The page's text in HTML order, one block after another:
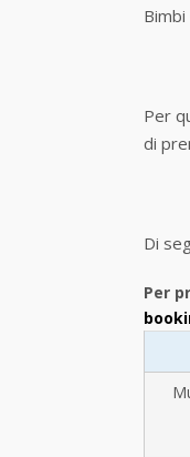
Per
di
Di
Per